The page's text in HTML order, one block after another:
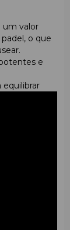
um valor
o que
e
equilibrar